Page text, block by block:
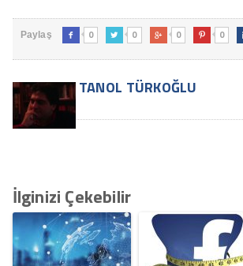
Paylaş  0  0  0  0
TANOL TÜRKOĞLU
İlginizi Çekebilir